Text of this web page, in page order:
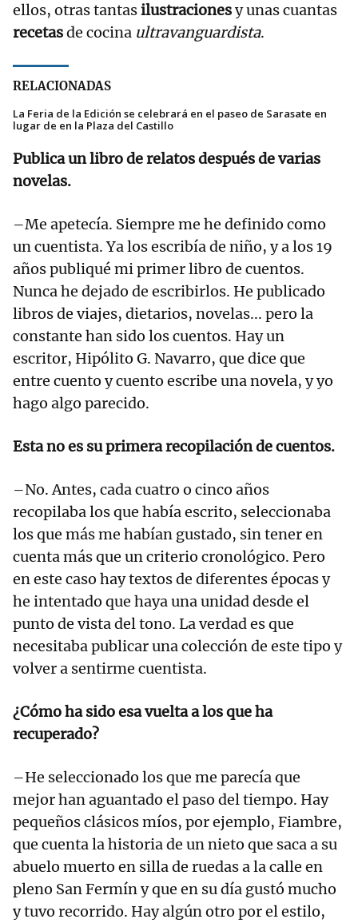
ellos, otras tantasilustracionesy unas cuantas
recetasde cocina ultravanguardista.
RELACIONADAS
La Feria de la Edición se celebrará en el paseo de Sarasate en
lugar de en la Plaza del Castillo
Publica un libro de relatos después de varias
novelas.
–Me apetecía. Siempre me he definido como
un cuentista. Ya los escribía de niño, y a los 19
años publiqué mi primer libro de cuentos.
Nunca he dejado de escribirlos. He publicado
libros de viajes, dietarios, novelas... pero la
constante han sido los cuentos. Hay un
escritor, Hipólito G. Navarro, que dice que
entre cuento y cuento escribe una novela, y yo
hago algo parecido.
Esta no es su primera recopilación de cuentos.
–No. Antes, cada cuatro o cinco años
recopilaba los que había escrito, seleccionaba
los que más me habían gustado, sin tener en
cuenta más que un criterio cronológico. Pero
en este caso hay textos de diferentes épocas y
he intentado que haya una unidad desde el
punto de vista del tono. La verdad es que
necesitaba publicar una colección de este tipo y
volver a sentirme cuentista.
¿Cómo ha sido esa vuelta a los que ha
recuperado?
–He seleccionado los que me parecía que
mejor han aguantado el paso del tiempo. Hay
pequeños clásicos míos, por ejemplo, Fiambre,
que cuenta la historia de un nieto que saca a su
abuelo muerto en silla de ruedas a la calle en
pleno San Fermín y que en su día gustó mucho
y tuvo recorrido. Hay algún otro por el estilo,